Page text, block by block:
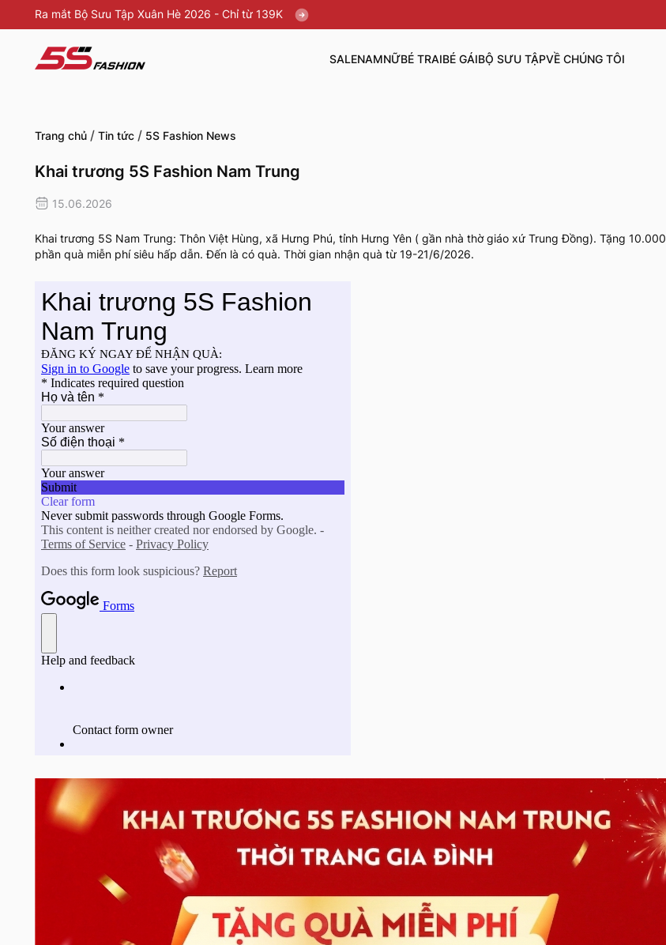
Ra mắt Bộ Sưu Tập Xuân Hè 2026 - Chỉ từ 139K
SALENAMNỮBÉ TRAIBÉ GÁIBỘ SƯU TẬPVỀ CHÚNG TÔI
Trang chủ / Tin tức / 5S Fashion News
Khai trương 5S Fashion Nam Trung
15.06.2026
Khai trương 5S Nam Trung: Thôn Việt Hùng, xã Hưng Phú, tỉnh Hưng Yên ( gần nhà thờ giáo xứ Trung Đồng). Tặng 10.000
phần quà miễn phí siêu hấp dẫn. Đến là có quà. Thời gian nhận quà từ 19-21/6/2026.